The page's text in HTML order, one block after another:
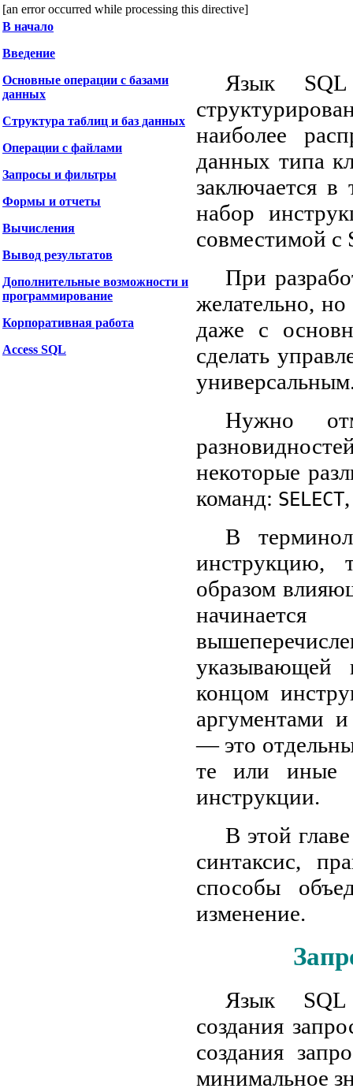
[an error occurred while processing this directive]
В начало
Введение
Основные операции с базами
данных
Структура таблиц и баз данных
Операции с файлами
Запросы и фильтры
Формы и отчеты
Вычисления
Вывод результатов
Дополнительные возможности и
программирование
Корпоративная работа
Access SQL
Язык
наиболее
данных типа
заключается
набор
совместимой с
При
желательно,
даже с
сделать
Нужно
некоторые
команд: SELECT
В
инструкцию,
образом
концом
аргументами
— это
те или иные
инструкции.
В этой
синтаксис,
способы
изменение.
Язык SQL
создания
создания
минимальное